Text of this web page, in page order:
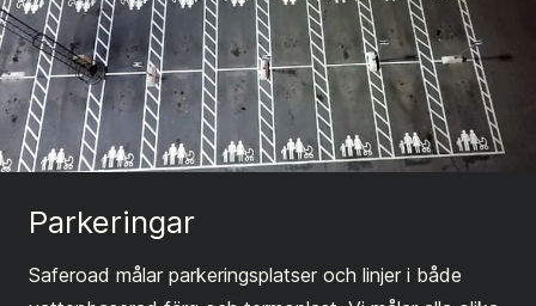
Parkeringar
Saferoad målar parkeringsplatser och linjer i både